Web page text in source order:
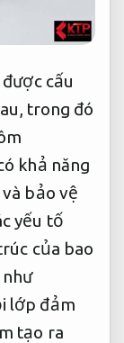
cấu
trong đó
khả năng
bảo vệ
yếu tố
của bao
lớp đảm
tạo ra